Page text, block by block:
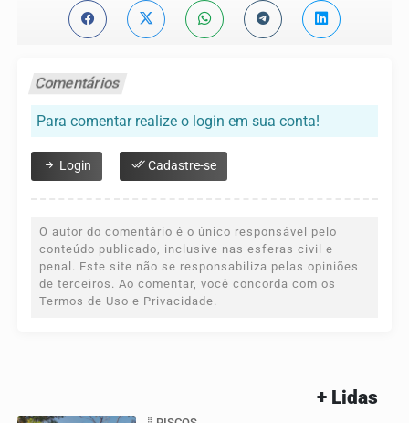
Comentários
Para comentar realize o login em sua conta!
Login Cadastre-se
O autor do comentário é o único responsável pelo
conteúdo publicado, inclusive nas esferas civil e
penal. Este site não se responsabiliza pelas opiniões
de terceiros. Ao comentar, você concorda com os
Termos de Uso e Privacidade.
+ Lidas